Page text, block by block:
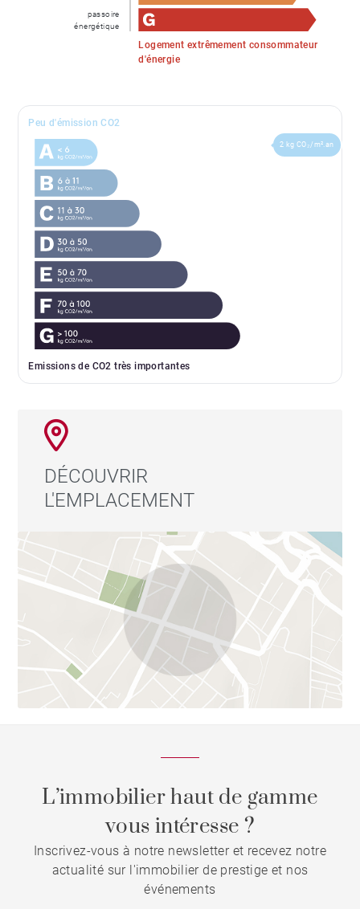
Logement extrêmement consommateur
d'énergie
passoire
énergétique
Peu d'émission CO2
Emissions de CO2 très importantes
2 kg CO₂/m².an
DÉCOUVRIR
L'EMPLACEMENT
L’immobilier haut de gamme
vous intéresse ?
Inscrivez-vous à notre newsletter et recevez notre
actualité sur l'immobilier de prestige et nos
événements